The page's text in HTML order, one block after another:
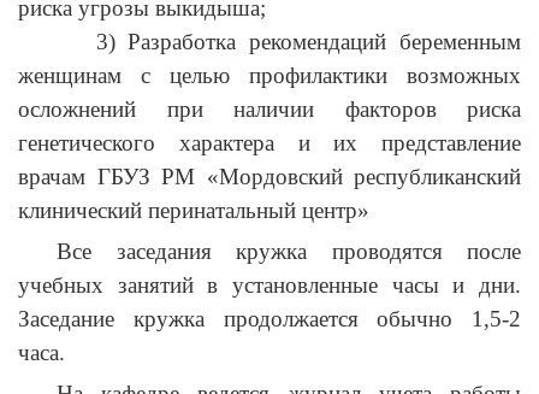
риска угрозы выкидыша;
3) Разработка рекомендаций беременным
женщинам с целью профилактики возможных
осложнений при наличии факторов риска
генетического характера и их представление
врачам ГБУЗ РМ «Мордовский республиканский
клинический перинатальный центр»
Все заседания кружка проводятся после
учебных занятий в установленные часы и дни.
Заседание кружка продолжается обычно 1,5-2
часа.